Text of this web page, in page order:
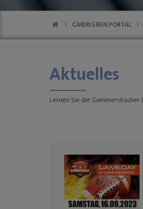
GMERLEBEN PORTAL
Aktuelles
Lernen Sie die